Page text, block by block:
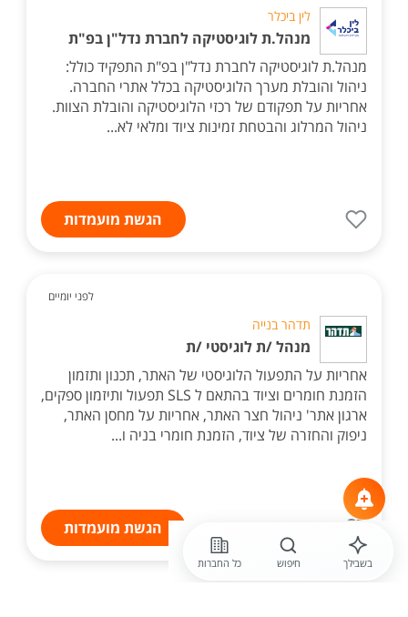
לין ביכלר
מנהל.ת לוגיסטיקה לחברת נדל"ן בפ"ת
מנהל.ת לוגיסטיקה לחברת נדל"ן בפ"ת התפקיד כולל:
ניהול והובלת מערך הלוגיסטיקה בכלל אתרי החברה.
אחריות על תפקודם של רכזי הלוגיסטיקה והובלת הצוות.
ניהול המרלוג והבטחת זמינות ציוד ומלאי לא...
הגשת מועמדות
לפני יומיים
תדהר בנייה
מנהל /ת לוגיסטי /ת
אחריות על התפעול הלוגיסטי של האתר, תכנון ותזמון
הזמנת חומרים וציוד בהתאם ל SLS תפעול ותיזמון ספקים,
ארגון אתר' ניהול חצר האתר, אחריות על מחסן האתר,
ניפוק והחזרה של ציוד, הזמנת חומרי בניה ו...
הגשת מועמדות
בשבילך חיפוש כל החברות